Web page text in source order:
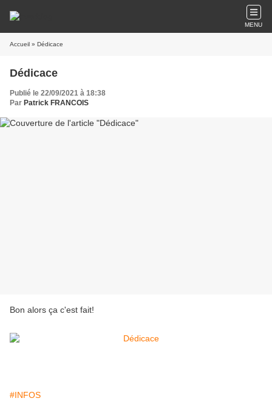
MENU
Accueil » Dédicace
Dédicace
Publié le 22/09/2021 à 18:38
Par Patrick FRANCOIS
Bon alors ça c'est fait!
#INFOS